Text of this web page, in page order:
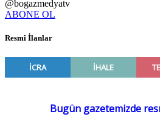
@bogazmedyatv
ABONE OL
Resmî İlanlar